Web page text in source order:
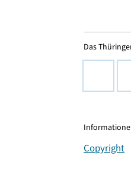
Das
Copyright